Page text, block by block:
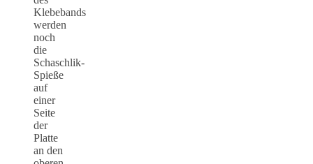
Klebebands
werden
noch
die
Schaschlik-
Spieße
auf
einer
Seite
der
Platte
an den